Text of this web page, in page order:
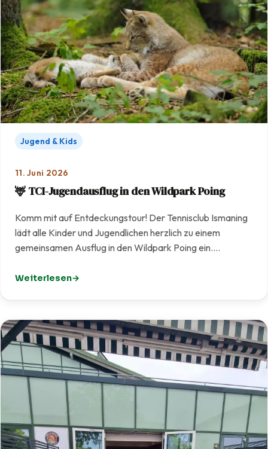
Jugend & Kids
11. Juni 2026
🦌 TCI-Jugendausflug in den Wildpark Poing
Komm mit auf Entdeckungstour! Der Tennisclub Ismaning
lädt alle Kinder und Jugendlichen herzlich zu einem
gemeinsamen Ausflug in den Wildpark Poing ein.…
Weiterlesen
: 🦌 TCI-Jugendausflug in den Wildpark Poing